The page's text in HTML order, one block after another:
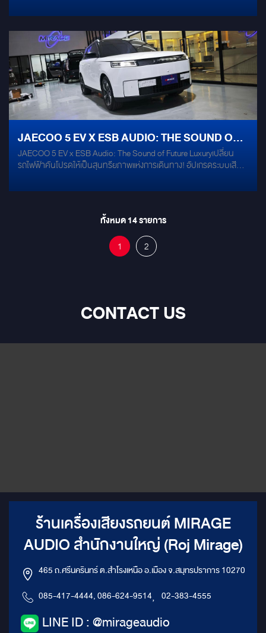
Nakamichi NSE-CS1628 (คู่หน้า-หลัง) Nakamichi NBF 8.1 A:
พรีเมียม
JAECOO 5 EV X ESB AUDIO: THE SOUND OF
FUTURE LUXURY
JAECOO 5 EV x ESB Audio: The Sound of Future Luxuryเปลี่ยน
รถไฟฟ้าคันโปรดให้เป็นสุนทรียภาพแห่งการเดินทาง! อัปเกรดระบบเสียง
ทั้งหมด14รายการ
1 2
CONTACT US
ร้านเครื่องเสียงรถยนต์ MIRAGE
AUDIO สำนักงานใหญ่ (Roj Mirage)
465 ถ.ศรีนครินทร์ ต.สำโรงเหนือ อ.เมือง จ.สมุทรปราการ 10270
085-417-4444, 086-624-9514, 02-383-4555
LINE ID : @mirageaudio